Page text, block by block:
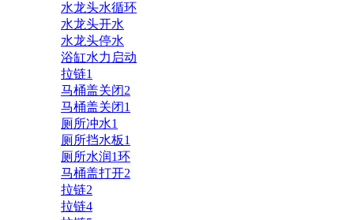
水龙头水循环
水龙头开水
水龙头停水
浴缸水力启动
拉链1
马桶盖关闭2
马桶盖关闭1
厕所冲水1
厕所挡水板1
厕所水润1环
马桶盖打开2
拉链2
拉链4